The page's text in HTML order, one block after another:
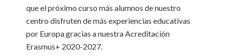
que el próximo curso más alumnos de nuestro
centro disfruten de más experiencias educativas
por Europa gracias a nuestra Acreditación
Erasmus+ 2020-2027.